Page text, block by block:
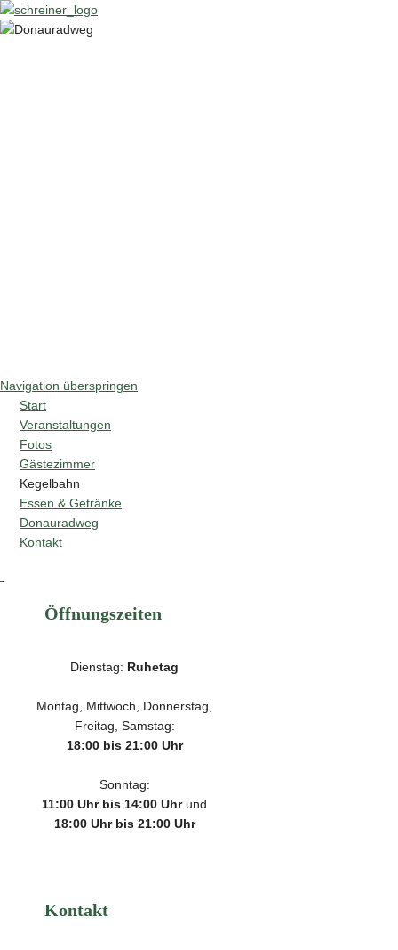
Navigation überspringen
Start
Veranstaltungen
Fotos
Gästezimmer
Kegelbahn
Essen & Getränke
Donauradweg
Kontakt
Öffnungszeiten
Dienstag: Ruhetag
Montag, Mittwoch, Donnerstag,
Freitag, Samstag:
18:00 bis 21:00 Uhr
Sonntag:
11:00 Uhr bis 14:00 Uhr und
18:00 Uhr bis 21:00 Uhr
Kontakt